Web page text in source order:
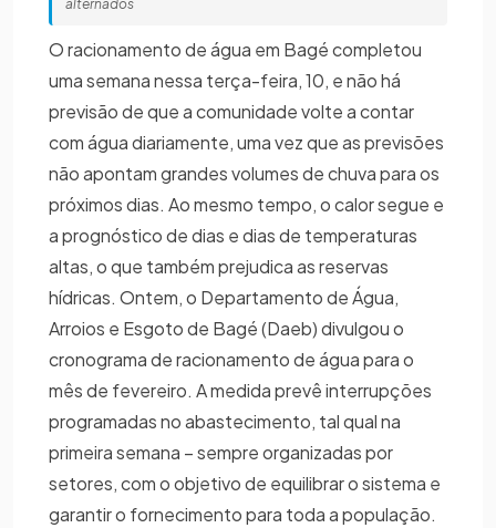
alternados
O racionamento de água em Bagé completou
uma semana nessa terça-feira, 10, e não há
previsão de que a comunidade volte a contar
com água diariamente, uma vez que as previsões
não apontam grandes volumes de chuva para os
próximos dias. Ao mesmo tempo, o calor segue e
a prognóstico de dias e dias de temperaturas
altas, o que também prejudica as reservas
hídricas. Ontem, o Departamento de Água,
Arroios e Esgoto de Bagé (Daeb) divulgou o
cronograma de racionamento de água para o
mês de fevereiro. A medida prevê interrupções
programadas no abastecimento, tal qual na
primeira semana – sempre organizadas por
setores, com o objetivo de equilibrar o sistema e
garantir o fornecimento para toda a população.